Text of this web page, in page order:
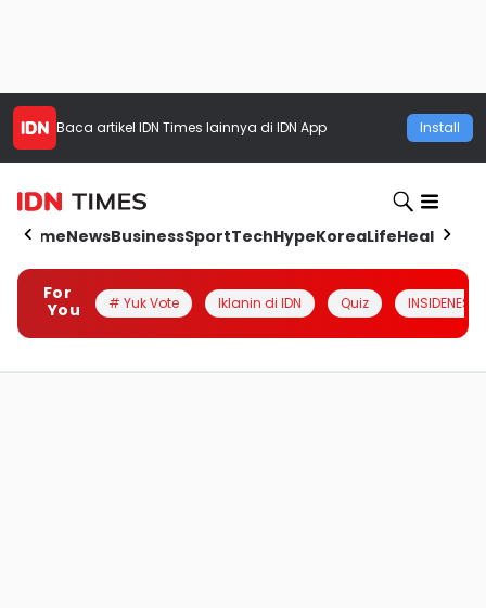
Baca artikel IDN Times lainnya di IDN App Install
HomeNewsBusinessSportTechHypeKoreaLifeHealth
For
You
# Yuk Vote Iklanin di IDN Quiz INSIDENESIA